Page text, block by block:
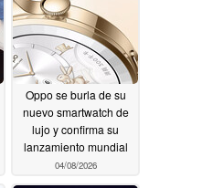
Oppo se burla de su
nuevo smartwatch de
lujo y confirma su
lanzamiento mundial
04/08/2026